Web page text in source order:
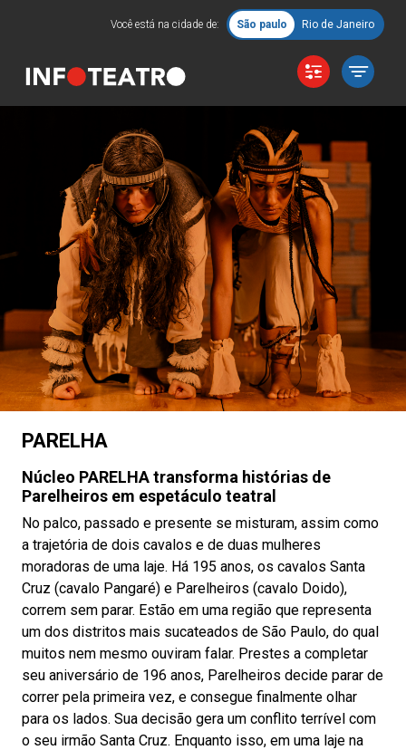
Você está na cidade de: São paulo Rio de Janeiro
PARELHA
Núcleo PARELHA transforma histórias de
Parelheiros em espetáculo teatral
No palco, passado e presente se misturam, assim como
a trajetória de dois cavalos e de duas mulheres
moradoras de uma laje. Há 195 anos, os cavalos Santa
Cruz (cavalo Pangaré) e Parelheiros (cavalo Doido),
correm sem parar. Estão em uma região que representa
um dos distritos mais sucateados de São Paulo, do qual
muitos nem mesmo ouviram falar. Prestes a completar
seu aniversário de 196 anos, Parelheiros decide parar de
correr pela primeira vez, e consegue finalmente olhar
para os lados. Sua decisão gera um conflito terrível com
o seu irmão Santa Cruz. Enquanto isso, em uma laje na